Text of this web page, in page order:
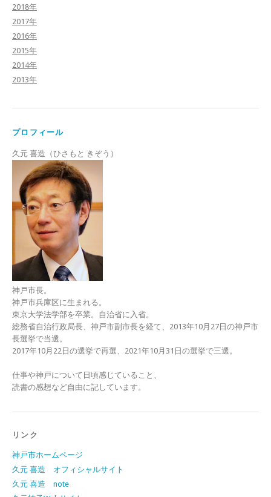
2018年
2017年
2016年
2015年
2014年
2013年
プロフィール
久元 喜造（ひさもと きぞう）
神戸市長。
神戸市兵庫区に生まれる。
東京大学法学部を卒業。自治省に入省。
総務省自治行政局長、神戸市副市長を経て、2013年10月27日の神戸市
長選挙で当選。
2017年10月22日の選挙で再選、2021年10月31日の選挙で三選。
仕事や神戸について日頃感じていること、
読書の感想など自由に記しています。
リンク
神戸市ホームページ
久元 喜造 オフィシャルサイト
久元 喜造 note